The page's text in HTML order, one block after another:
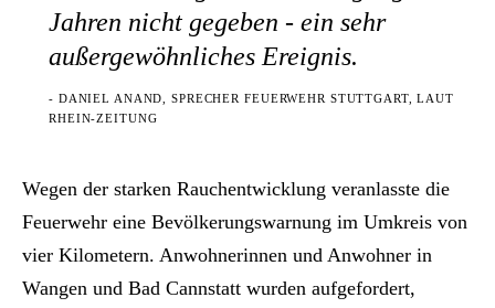
Jahren nicht gegeben - ein sehr
außergewöhnliches Ereignis.
- DANIEL ANAND, SPRECHER FEUERWEHR STUTTGART, LAUT
RHEIN-ZEITUNG
Wegen der starken Rauchentwicklung veranlasste die
Feuerwehr eine Bevölkerungswarnung im Umkreis von
vier Kilometern. Anwohnerinnen und Anwohner in
Wangen und Bad Cannstatt wurden aufgefordert,